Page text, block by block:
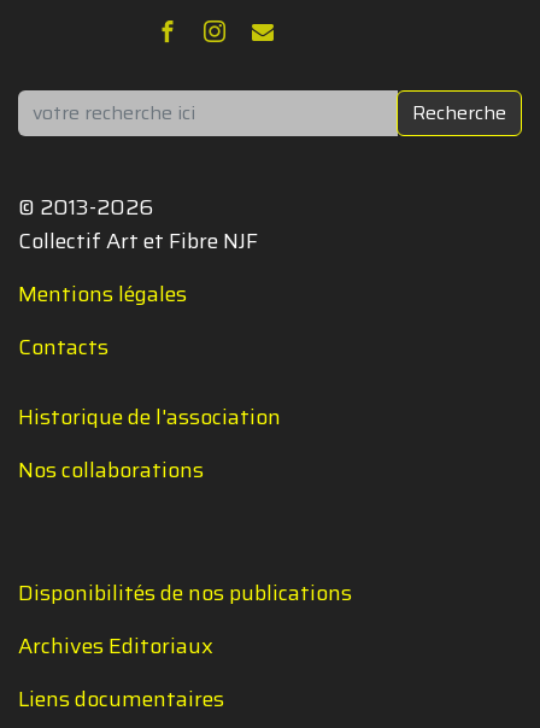
Rechercher Recherche
© 2013-2026
Collectif Art et Fibre NJF
Mentions légales
Contacts
Historique de l'association
Nos collaborations
Disponibilités de nos publications
Archives Editoriaux
Liens documentaires